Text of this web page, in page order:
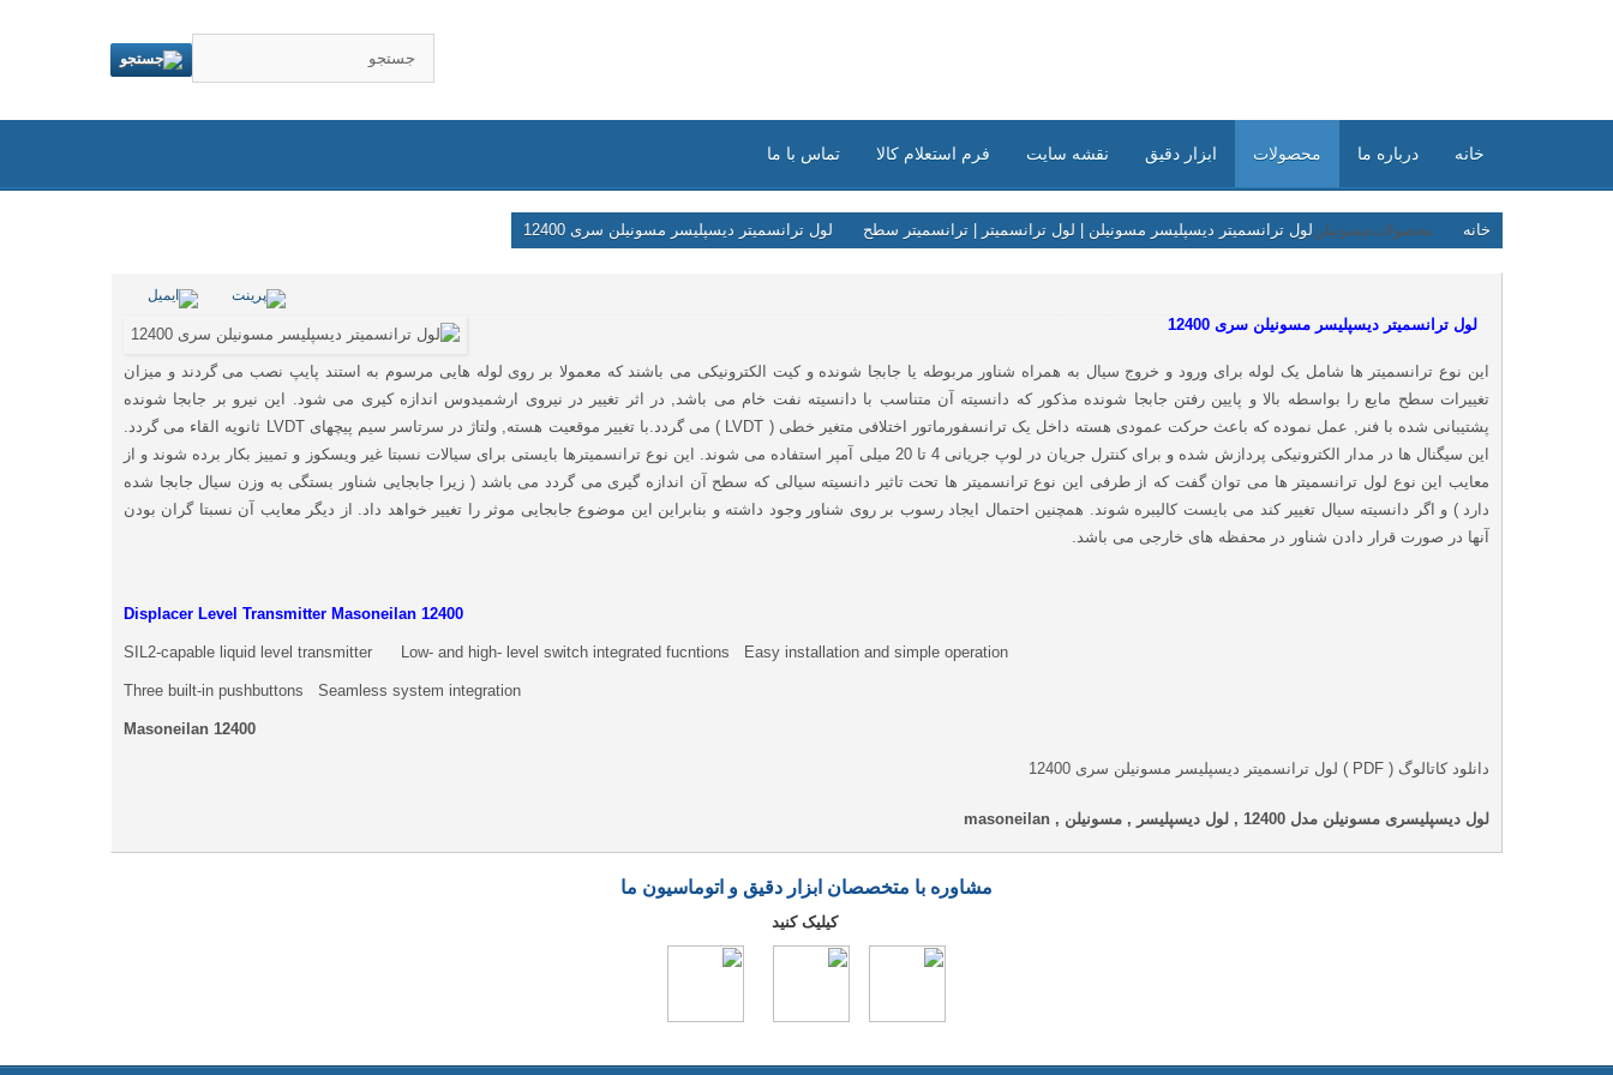
خانه درباره ما محصولات ابزار دقیق نقشه سایت فرم استعلام کالا تماس با ما
خانه محصولاتمسونیلنلول ترانسمیتر دیسپلیسر مسونیلن | لول ترانسمیتر | ترانسمیتر سطح لول ترانسمیتر دیسپلیسر مسونیلن سری 12400
لول ترانسمیتر دیسپلیسر مسونیلن سری 12400
این نوع ترانسمیتر ها شامل یک لوله برای ورود و خروج سیال به همراه شناور مربوطه یا جابجا شونده و کیت الکترونیکی می باشند که معمولا بر روی لوله هایی مرسوم به استند پایپ نصب می گردند و میزان
تغییرات سطح مایع را بواسطه بالا و پایین رفتن جابجا شونده مذکور که دانسیته آن متناسب با دانسیته نفت خام می باشد, در اثر تغییر در نیروی ارشمیدوس اندازه کیری می شود. این نیرو بر جابجا شونده
پشتیبانی شده با فنر, عمل نموده که باعث حرکت عمودی هسته داخل یک ترانسفورماتور اختلافی متغیر خطی ( LVDT ) می گردد.با تغییر موقعیت هسته, ولتاژ در سرتاسر سیم پیچهای LVDT ثانویه القاء می گردد.
این سیگنال ها در مدار الکترونیکی پردازش شده و برای کنترل جریان در لوپ جریانی 4 تا 20 میلی آمپر استفاده می شوند. این نوع ترانسمیترها بایستی برای سیالات نسبتا غیر ویسکوز و تمییز بکار برده شوند و از
معایب این نوع لول ترانسمیتر ها می توان گفت که از طرفی این نوع ترانسمیتر ها تحت تاثیر دانسیته سیالی که سطح آن اندازه گیری می گردد می باشد ( زیرا جابجایی شناور بستگی به وزن سیال جابجا شده
دارد ) و اگر دانسیته سیال تغییر کند می بایست کالیبره شوند. همچنین احتمال ایجاد رسوب بر روی شناور وجود داشته و بنابراین این موضوع جابجایی موثر را تغییر خواهد داد. از دیگر معایب آن نسبتا گران بودن
آنها در صورت قرار دادن شناور در محفظه های خارجی می باشد.
Displacer Level Transmitter Masoneilan 12400
SIL2-capable liquid level transmitter Low- and high- level switch integrated fucntions Easy installation and simple operation
Three built-in pushbuttons Seamless system integration
Masoneilan 12400
دانلود کاتالوگ ( PDF ) لول ترانسمیتر دیسپلیسر مسونیلن سری 12400
لول دیسپلیسری مسونیلن مدل 12400 , لول دیسپلیسر , مسونیلن , masoneilan
مشاوره با متخصصان ابزار دقیق و اتوماسیون ما
کیلیک کنید